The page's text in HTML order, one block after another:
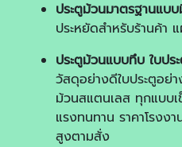
ประตูม้วนมาตรฐานแบ
ประหยัดสำหรับร้านค้า
ประตูม้วนแบบทึบ ใบป
วัสดุอย่างดีใบประตูอย่
ม้วนสแตนเลส ทุกแบบ
แรงทนทาน ราคาโรงง
สูงตามสั่ง